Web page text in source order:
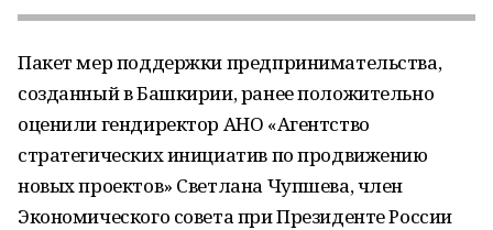
Пакет мер поддержки предпринимательства,
созданный в Башкирии, ранее положительно
оценили гендиректор АНО «Агентство
стратегических инициатив по продвижению
новых проектов» Светлана Чупшева, член
Экономического совета при Президенте России